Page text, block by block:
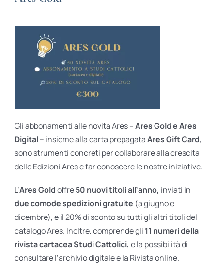
Gli abbonamenti alle novità Ares –Ares Gold e Ares
Digital– insieme alla carta prepagataAres Gift Card,
sono strumenti concreti per collaborare alla crescita
delle Edizioni Ares e far conoscere le nostre iniziative.
L’Ares Goldoffre50 nuovi titoli all’anno, inviati in
due comode spedizioni gratuite (a giugno e
dicembre), e il 20% di sconto su tutti gli altri titoli del
catalogo Ares. Inoltre, comprende gli 11 numeri della
rivista cartacea Studi Cattolici, e la possibilità di
consultare l’archivio digitale e la Rivista online.